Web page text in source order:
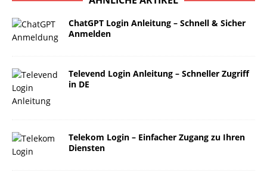
ChatGPT Login Anleitung – Schnell & Sicher
Anmelden
Televend Login Anleitung – Schneller Zugriff
in DE
Telekom Login – Einfacher Zugang zu Ihren
Diensten